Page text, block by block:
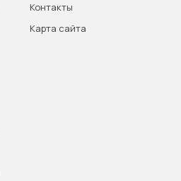
Контакты
Карта сайта